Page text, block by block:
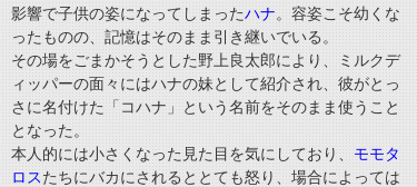
影響で子供の姿になってしまったハナ。容姿こそ幼くな
ったものの、記憶はそのまま引き継いでいる。
その場をごまかそうとした野上良太郎により、ミルクデ
ィッパーの面々にはハナの妹として紹介され、彼がとっ
さに名付けた「コハナ」という名前をそのまま使うこと
となった。
本人的には小さくなった見た目を気にしており、 モモタ
ロスたちにバカにされるととても怒り、場合によっては